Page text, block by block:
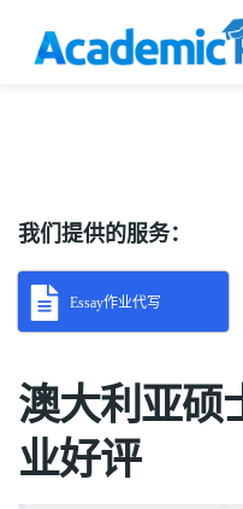
我们提供的服务：
Essay作业代写
澳大利亚硕
业好评